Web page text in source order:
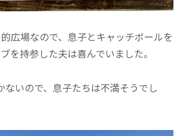
広場なので、息子とキャッチボールを
を持参した夫は喜んでいました。
ないので、息子たちは不満そうでし